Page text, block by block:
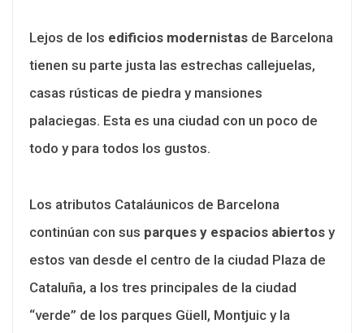
Lejos de los edificios modernistas de Barcelona
tienen su parte justa las estrechas callejuelas,
casas rústicas de piedra y mansiones
palaciegas. Esta es una ciudad con un poco de
todo y para todos los gustos.
Los atributos Cataláunicos de Barcelona
continúan con sus parques y espacios abiertos y
estos van desde el centro de la ciudad Plaza de
Cataluña, a los tres principales de la ciudad
“verde” de los parques Güell, Montjuic y la